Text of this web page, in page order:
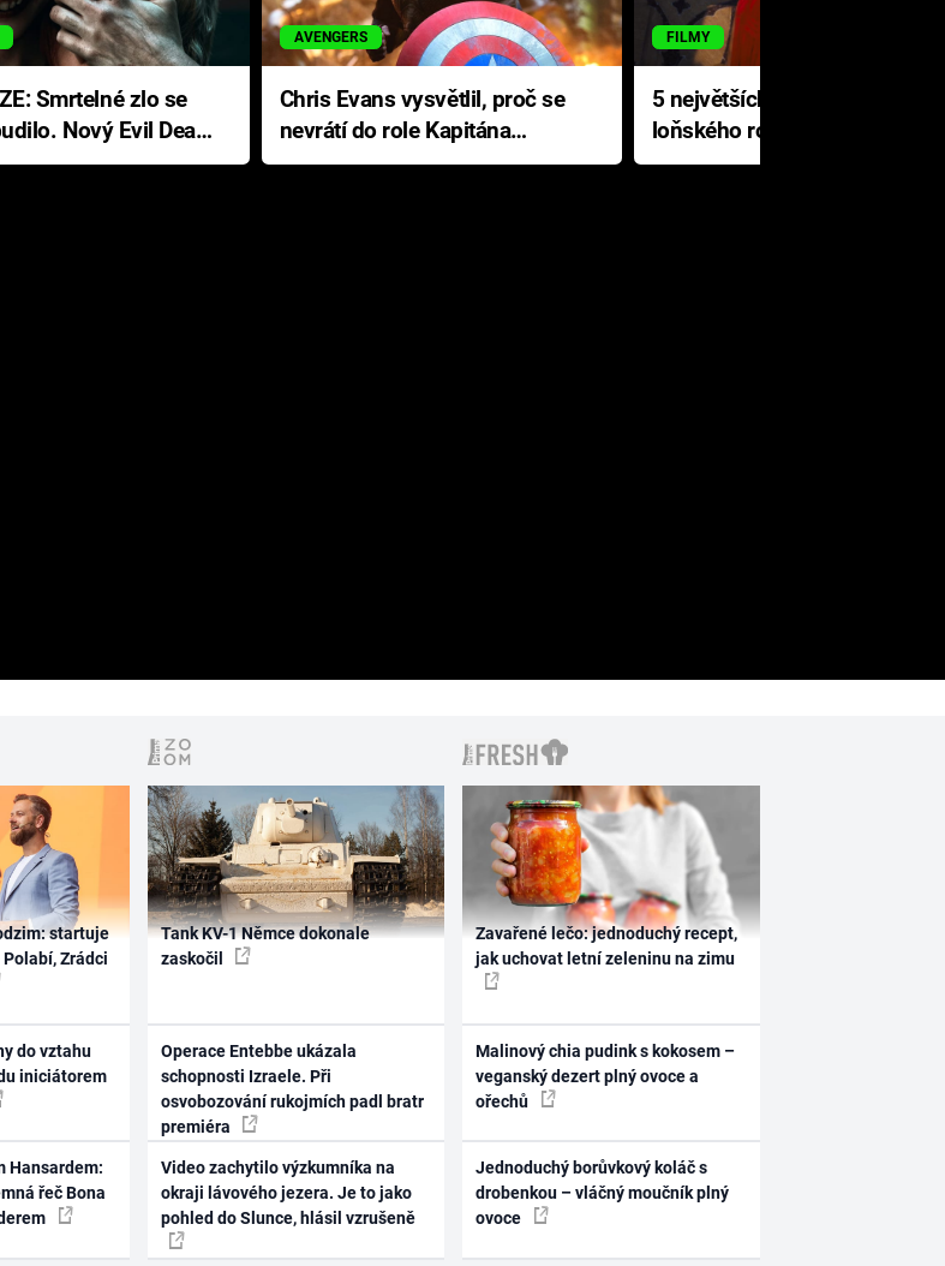
Nový Evil Dead
neodolatelnou
AVENGERS
Chris Evans vysvětlil, proč se
nevrátí do role Kapitána
Ameriky
FILMY
5 největších propadáků
loňského roku: Disney na
jediné katastrofě prodělal 200
startuje
Zrádci
do vztahu
iniciátorem
Hansardem:
řeč Bona
Tank KV-1 Němce dokonale
zaskočil
Operace Entebbe ukázala
schopnosti Izraele. Při
osvobozování rukojmích padl bratr
premiéra
Video zachytilo výzkumníka na
okraji lávového jezera. Je to jako
pohled do Slunce, hlásil vzrušeně
Zavařené lečo: jednoduchý recept,
jak uchovat letní zeleninu na zimu
Malinový chia pudink s kokosem –
veganský dezert plný ovoce a
ořechů
Jednoduchý borůvkový koláč s
drobenkou – vláčný moučník plný
ovoce